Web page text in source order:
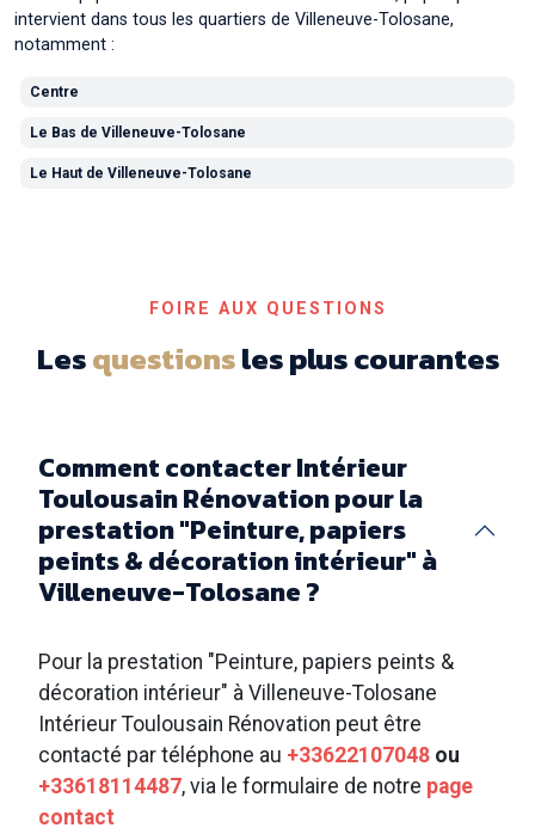
intervient dans tous les quartiers de Villeneuve-Tolosane,
notamment :
Centre
Le Bas de Villeneuve-Tolosane
Le Haut de Villeneuve-Tolosane
FOIRE AUX QUESTIONS
Lesquestionsles plus courantes
Comment contacter Intérieur
Toulousain Rénovation pour la
prestation "Peinture, papiers
peints & décoration intérieur" à
Villeneuve-Tolosane ?
Pour la prestation "Peinture, papiers peints &
décoration intérieur" à Villeneuve-Tolosane
Intérieur Toulousain Rénovation peut être
contacté par téléphone au +33622107048 ou
+33618114487, via le formulaire de notre page
contact